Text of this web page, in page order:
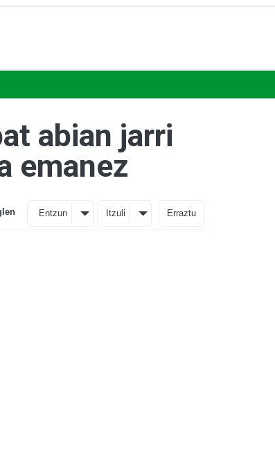
abian jarri
emanez
Entzun Itzuli Erraztu